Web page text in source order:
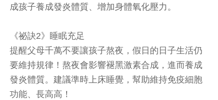
成孩子養成發炎體質、增加身體氧化壓力。
《祕訣2》睡眠充足
提醒父母千萬不要讓孩子熬夜，假日的日子生活仍
要維持規律！熬夜會影響褪黑激素合成，進而養成
發炎體質。建議準時上床睡覺，幫助維持免疫細胞
功能、長高高！